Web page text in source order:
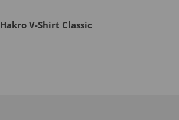
Hakro V-Shirt Classic